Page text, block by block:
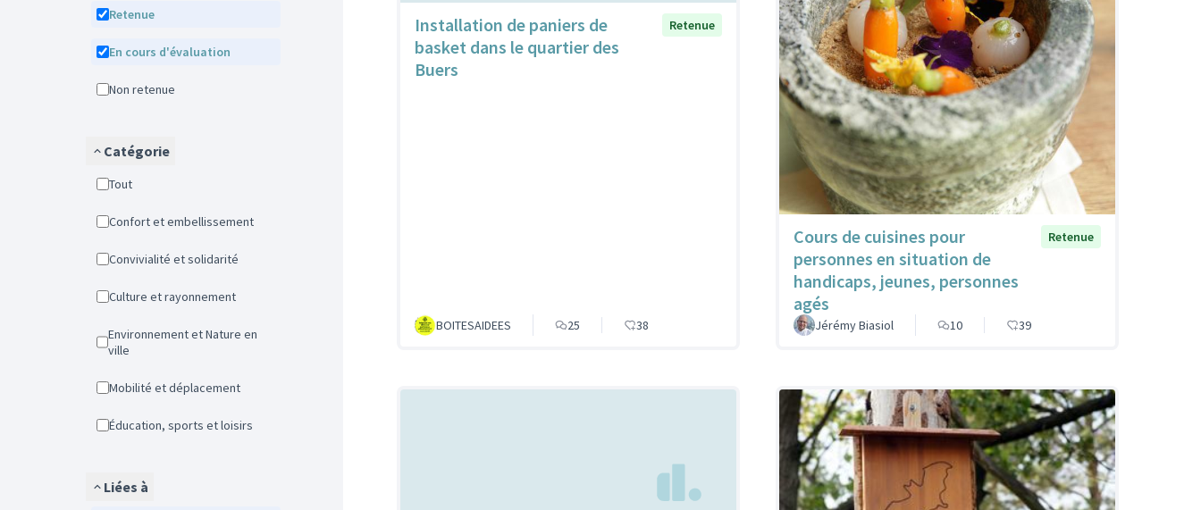
Retenue
En cours d'évaluation
Non retenue
Catégorie
Tout
Confort et embellissement
Convivialité et solidarité
Culture et rayonnement
Environnement et Nature en
ville
Mobilité et déplacement
Éducation, sports et loisirs
Liées à
Installation de paniers de
basket dans le quartier des
Buers
Retenue
BOITESAIDEES 25 38
Cours de cuisines pour
personnes en situation de
handicaps, jeunes, personnes
agés
Retenue
Jérémy Biasiol 10 39